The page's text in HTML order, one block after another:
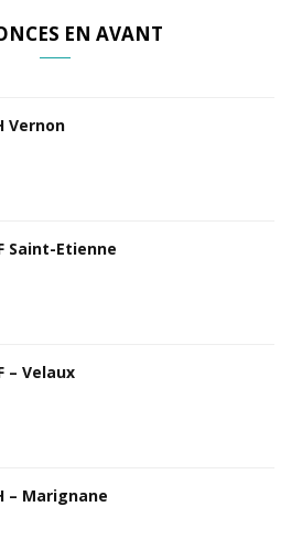
EN AVANT
Vernon
Saint-Etienne
– Velaux
– Marignane